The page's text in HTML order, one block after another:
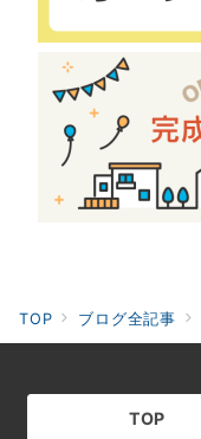
TOP ブログ全記事
TOP